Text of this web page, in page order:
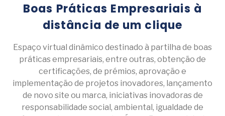
Boas Práticas Empresariais à
distância de um clique
Espaço virtual dinâmico destinado à partilha de boas
práticas empresariais, entre outras, obtenção de
certificações, de prémios, aprovação e
implementação de projetos inovadores, lançamento
de novo site ou marca, iniciativas inovadoras de
responsabilidade social, ambiental, igualdade de